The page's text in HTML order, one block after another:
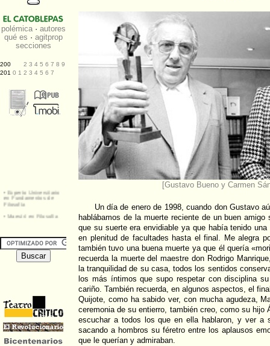
[Gustavo Bueno y Carmen
Un día de enero de 1998, cuando don Gustavo
hablábamos de la muerte reciente de un buen
que su suerte era envidiable ya que había tenido
en plenitud de facultades hasta el final. Me alegra
también tuvo una buena muerte ya que él quería
recuerda la muerte del maestre don Rodrigo
la tranquilidad de su casa, todos los sentidos
los más íntimos que supo respetar con disciplina
cariño. También recuerda, en algunos aspectos, el
Quijote, como ha sabido ver, con mucha agudeza,
ceremonia de su entierro, también creo, como su hijo
escuchar a todos los que en ella hablaron, y ver a
sacando a hombros su féretro entre los aplausos
que le querían y admiraban.